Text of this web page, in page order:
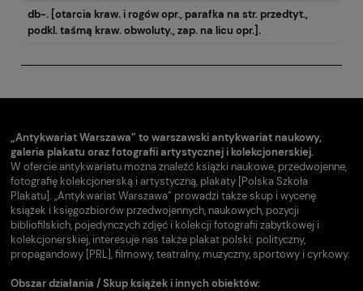
db-. [otarcia kraw. i rogów opr., parafka na str. przedtyt.,
podkl. taśmą kraw. obwoluty., zap. na licu opr.].
„Antykwariat Warszawa” to warszawski antykwariat naukowy,
galeria plakatu oraz fotografii artystycznej i kolekcjonerskiej.
W ofercie antykwariatu można znaleźć książki naukowe, przedwojenne,
fotografię kolekcjonerską i artystyczną, plakaty [Polska Szkoła
Plakatu]. „Antykwariat Warszawa” prowadzi także skup i wycenę
książek i księgozbiorów przedwojennych, naukowych, pozycji
bibliofilskich, pojedynczych zdjęć i kolekcji fotografii zabytkowej i
kolekcjonerskiej, interesuje nas także plakat polski: polityczny,
propagandowy [PRL], filmowy, teatralny, muzyczny, sportowy i cyrkowy.
Obszar działania / Skup książek i innych obiektów: